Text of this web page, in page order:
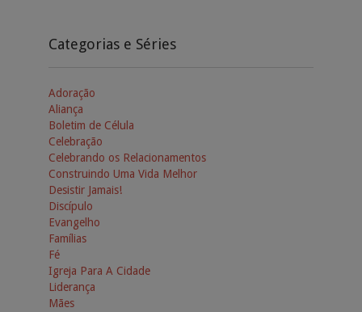
Categorias e Séries
Adoração
Aliança
Boletim de Célula
Celebração
Celebrando os Relacionamentos
Construindo Uma Vida Melhor
Desistir Jamais!
Discípulo
Evangelho
Famílias
Fé
Igreja Para A Cidade
Liderança
Mães